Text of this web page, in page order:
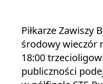
Piłkarze Zawiszy
środowy wieczór
18:00
publiczności